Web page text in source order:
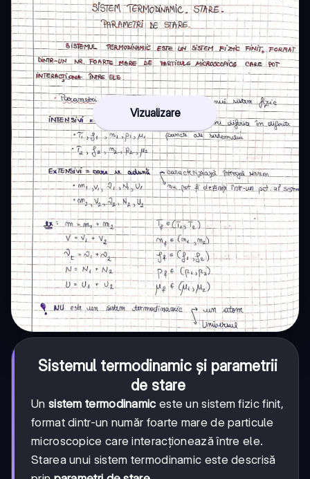
Vizualizare
Sistemul termodinamic și parametrii
de stare
Un sistem termodinamic este un sistem fizic finit,
format dintr-un număr foarte mare de particule
microscopice care interacționează între ele.
Starea unui sistem termodinamic este descrisă